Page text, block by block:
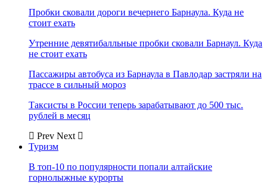
Пробки сковали дороги вечернего Барнаула. Куда не
стоит ехать
Утренние девятибалльные пробки сковали Барнаул. Куда
не стоит ехать
Пассажиры автобуса из Барнаула в Павлодар застряли на
трассе в сильный мороз
Таксисты в России теперь зарабатывают до 500 тыс.
рублей в месяц
Prev Next
Туризм
В топ-10 по популярности попали алтайские
горнолыжные курорты